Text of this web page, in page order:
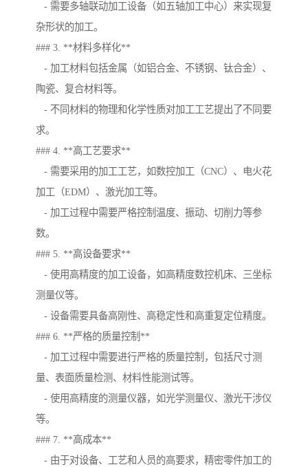
- 需要多轴联动加工设备（如五轴加工中心）来实现复
杂形状的加工。
### 3. **材料多样化**
- 加工材料包括金属（如铝合金、不锈钢、钛合金）、
陶瓷、复合材料等。
- 不同材料的物理和化学性质对加工工艺提出了不同要
求。
### 4. **高工艺要求**
- 需要采用的加工工艺，如数控加工（CNC）、电火花
加工（EDM）、激光加工等。
- 加工过程中需要严格控制温度、振动、切削力等参
数。
### 5. **高设备要求**
- 使用高精度的加工设备，如高精度数控机床、三坐标
测量仪等。
- 设备需要具备高刚性、高稳定性和高重复定位精度。
### 6. **严格的质量控制**
- 加工过程中需要进行严格的质量控制，包括尺寸测
量、表面质量检测、材料性能测试等。
- 使用高精度的测量仪器，如光学测量仪、激光干涉仪
等。
### 7. **高成本**
- 由于对设备、工艺和人员的高要求，精密零件加工的